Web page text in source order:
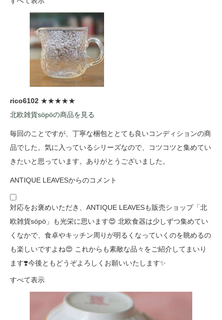
rico6102 ★★★★★
北欧雑貨söpöの商品を見る
毎回のことですが、丁寧な梱包ととても良いコンディションの商
品でした。気に入っているシリーズなので、コツコツと集めてい
きたいと思っています。ありがとうございました。
ANTIQUE LEAVESからのコメント
対応をお褒めいただき、ANTIQUE LEAVESも販売ショップ「北
欧雑貨söpö」も光栄に思います😍 北欧食器は少しずつ集めてい
くなかで、食卓やキッチン周りが明るくなっていくのを眺めるの
も楽しいですよね😍 これからも素敵な品々をご紹介してまいり
ます❣️今後ともどうぞよろしくお願いいたします✨
すべて表示